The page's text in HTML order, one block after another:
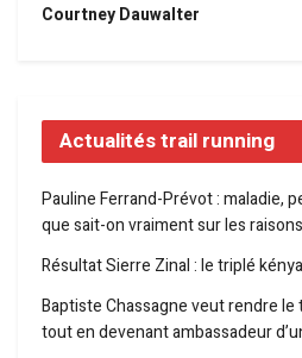
Courtney Dauwalter
Actualités trail running
Pauline Ferrand-Prévot : maladie,
que sait-on vraiment sur les
Résultat Sierre Zinal : le triplé
Baptiste Chassagne veut rendre
tout en devenant ambassadeur